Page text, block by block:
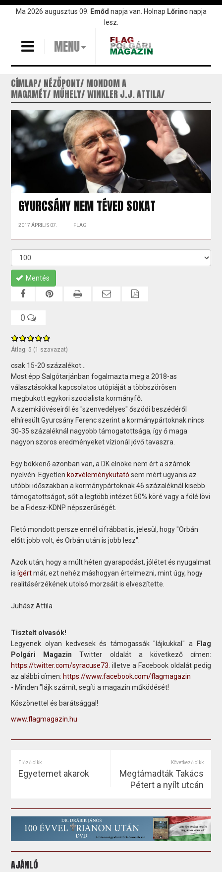
UgrásMa 2026 augusztus 09. Emőd napja van. Holnap Lőrincnapja
lesz.
MENU
CÍMLAP NÉZŐPONT MONDOM A
MAGAMÉT MŰHELY WINKLER J.J. ATTILA
GYURCSÁNY NEM TÉVED SOKAT
2017 ÁPRILIS 07. FLAG
Mentés
0
Átlag: 5 (1 szavazat)
csak 15-20 százalékot...
Most épp Salgótarjánban fogalmazta meg a 2018-as
választásokkal kapcsolatos utópiáját a többszörösen
megbukott egykori szocialista kormányfő.
A szemkilövéseiről és "szenvedélyes" őszödi beszédéről
elhíresült Gyurcsány Ferenc szerint a kormánypártoknak nincs
30-35 százaléknál nagyobb támogatottsága, így ő maga
nagyon szoros eredményeket vízionál jövő tavaszra.
Egy bökkenő azonban van, a DK elnöke nem ért a számok
nyelvén. Egyetlen közvéleménykutató sem mért ugyanis az
utóbbi időszakban a kormánypártoknak 46 százaléknál kisebb
támogatottságot, sőt a legtöbb intézet 50% köré vagy a fölé lövi
be a Fidesz-KDNP népszerűségét.
Fletó mondott persze ennél cifrábbat is, jelesül, hogy "Orbán
előtt jobb volt, és Orbán után is jobb lesz".
Azok után, hogy a múlt héten gyarapodást, jólétet és nyugalmat
isígértmár, ezt nehéz máshogyan értelmezni, mint úgy, hogy
realitásérzékének utolsó morzsáit is elveszítette.
Juhász Attila
Tisztelt olvasók!
Legyenek olyan kedvesek és támogassák "lájkukkal" a
Flag
Polgári Magazin Twitter oldalát a következő címen:
https://twitter.com/syracuse73 . illetve a Facebook oldalát pedig
az alábbi címen: https://www.facebook.com/flagmagazin
- Minden "lájk számít, segíti a magazin működését!
Köszönettel és barátsággal!
www.flagmagazin.hu
Előző cikk
Egyetemet akarok
Következő cikk
Megtámadták Takács
Pétert a nyílt utcán
AJÁNLÓ